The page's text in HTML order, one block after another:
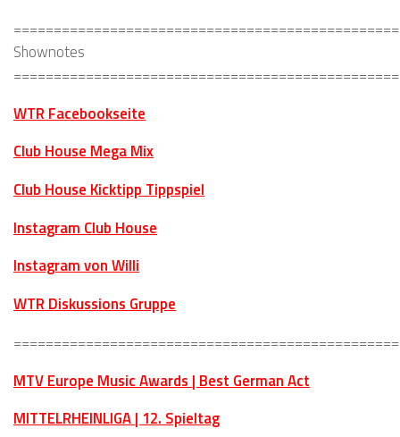
Shownotes
WTR Facebookseite
Club House Mega Mix
Club House Kicktipp Tippspiel
Instagram Club House
Instagram von Willi
WTR Diskussions Gruppe
MTV Europe Music Awards | Best German Act
MITTELRHEINLIGA | 12. Spieltag